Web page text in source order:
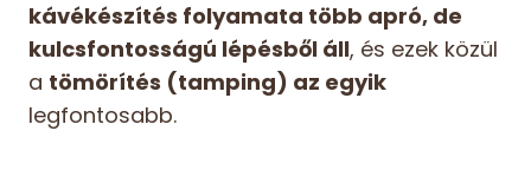
kávékészítés folyamata több apró, de
kulcsfontosságú lépésből áll, és ezek közül
a tömörítés (tamping) az egyik
legfontosabb.